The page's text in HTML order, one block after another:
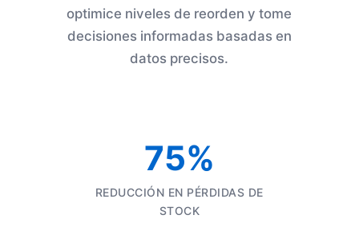
optimice niveles de reorden y tome
decisiones informadas basadas en
datos precisos.
75%
REDUCCIÓN EN PÉRDIDAS DE
STOCK